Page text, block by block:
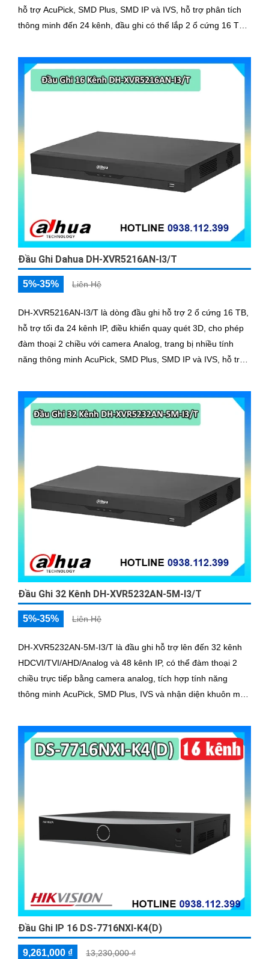
hỗ trợ AcuPick, SMD Plus, SMD IP và IVS, hỗ trợ phân tích
thông minh đến 24 kênh, đầu ghi có thể lắp 2 ổ cứng 16 TB,
Đầu Ghi Dahua DH-XVR5216AN-I3/T
5%-35% Liên Hệ
DH-XVR5216AN-I3/T là dòng đầu ghi hỗ trợ 2 ổ cứng 16 TB,
hỗ trợ tối đa 24 kênh IP, điều khiển quay quét 3D, cho phép
đàm thoại 2 chiều với camera Analog, trang bị nhiều tính
năng thông minh AcuPick, SMD Plus, SMD IP và IVS, hỗ trợ
động giả
Đầu Ghi 32 Kênh DH-XVR5232AN-5M-I3/T
5%-35% Liên Hệ
DH-XVR5232AN-5M-I3/T là đầu ghi hỗ trợ lên đến 32 kênh
HDCVI/TVI/AHD/Analog và 48 kênh IP, có thể đàm thoại 2
chiều trực tiếp bằng camera analog, tích hợp tính năng
thông minh AcuPick, SMD Plus, IVS và nhận diện khuôn mặt
dàng
Đầu Ghi IP 16 DS-7716NXI-K4(D)
9,261,000 ₫ 13,230,000 ₫